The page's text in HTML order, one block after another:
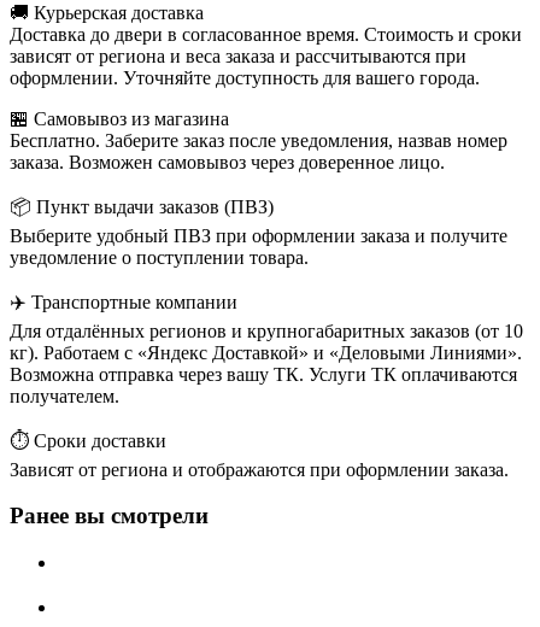
🚚 Курьерская доставка
Доставка до двери в согласованное время. Стоимость и сроки
зависят от региона и веса заказа и рассчитываются при
оформлении. Уточняйте доступность для вашего города.
🏪 Самовывоз из магазина
Бесплатно. Заберите заказ после уведомления, назвав номер
заказа. Возможен самовывоз через доверенное лицо.
📦 Пункт выдачи заказов (ПВЗ)
Выберите удобный ПВЗ при оформлении заказа и получите
уведомление о поступлении товара.
✈️ Транспортные компании
Для отдалённых регионов и крупногабаритных заказов (от 10
кг). Работаем с «Яндекс Доставкой» и «Деловыми Линиями».
Возможна отправка через вашу ТК. Услуги ТК оплачиваются
получателем.
⏱️ Сроки доставки
Зависят от региона и отображаются при оформлении заказа.
Ранее вы смотрели